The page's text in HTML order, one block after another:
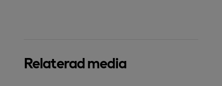
Relaterad media